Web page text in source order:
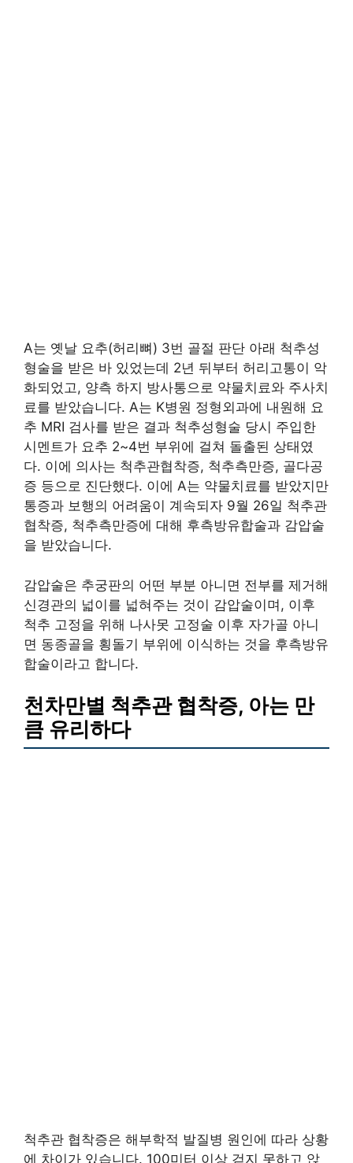
A는 옛날 요추(허리뼈) 3번 골절 판단 아래 척추성
형술을 받은 바 있었는데 2년 뒤부터 허리고통이 악
화되었고, 양측 하지 방사통으로 약물치료와 주사치
료를 받았습니다. A는 K병원 정형외과에 내원해 요
추 MRI 검사를 받은 결과 척추성형술 당시 주입한
시멘트가 요추 2~4번 부위에 걸쳐 돌출된 상태였
다. 이에 의사는 척추관협착증, 척추측만증, 골다공
증 등으로 진단했다. 이에 A는 약물치료를 받았지만
통증과 보행의 어려움이 계속되자 9월 26일 척추관
협착증, 척추측만증에 대해 후측방유합술과 감압술
을 받았습니다.
감압술은 추궁판의 어떤 부분 아니면 전부를 제거해
신경관의 넓이를 넓혀주는 것이 감압술이며, 이후
척추 고정을 위해 나사못 고정술 이후 자가골 아니
면 동종골을 횡돌기 부위에 이식하는 것을 후측방유
합술이라고 합니다.
천차만별 척추관 협착증, 아는 만
큼 유리하다
척추관 협착증은 해부학적 발질병 원인에 따라 상황
에 차이가 있습니다. 100미터 이상 걷지 못하고 앉